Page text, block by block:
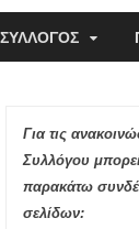
Για τις
Συλλόγου
παρακάτω
σελίδων: